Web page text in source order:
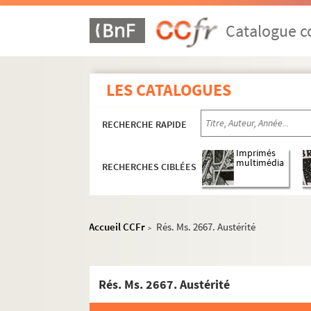
Catalogue
LES CATALOGUES
RECHERCHE RAPIDE
RECHERCHES CIBLÉES
Imprimés
multimédia
Accueil CCFr > Rés. Ms. 2667. Austérité
Rés. Ms. 2667. Austérité